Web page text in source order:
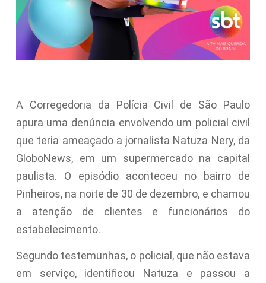
A Corregedoria da Polícia Civil de São Paulo
apura uma denúncia envolvendo um policial civil
que teria ameaçado a jornalista Natuza Nery, da
GloboNews, em um supermercado na capital
paulista. O episódio aconteceu no bairro de
Pinheiros, na noite de 30 de dezembro, e chamou
a atenção de clientes e funcionários do
estabelecimento.
Segundo testemunhas, o policial, que não estava
em serviço, identificou Natuza e passou a